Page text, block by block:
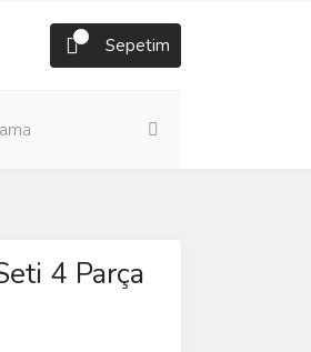
Sepetim
4 Parça